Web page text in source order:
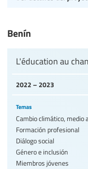
Benín
2022 – 2023
L'éducation au
Temas
Cambio climático, medio
Formación profesional
Diálogo social
Género e inclusión
Miembros jóvenes